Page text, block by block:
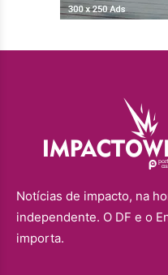
Notícias de impacto, na
independente. O DF e o
importa.